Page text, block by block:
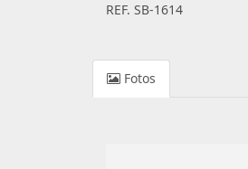
REF. SB-1614
Fotos